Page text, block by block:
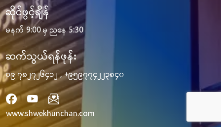
ဆိုင်ဖွင့်ချိန်
မနက် 9:00 မှ ညနေ 5:30
ဆက်သွယ်ရန်ဖုန်း
၀၉ ၇၈၂၇၂၆၄၁၂ ,+၉၅၉၇၇၄၂၂၃၈၄၀
www.shwekhunchan.com